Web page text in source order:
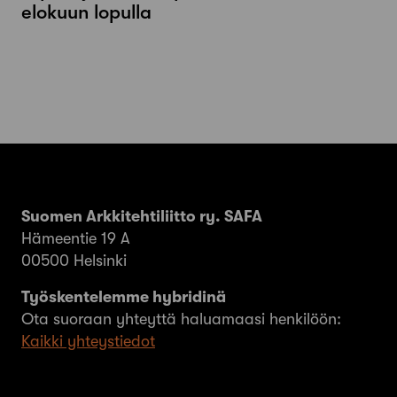
elokuun lopulla
Suomen Arkkitehtiliitto ry. SAFA
Hämeentie 19 A
00500 Helsinki
Työskentelemme hybridinä
Ota suoraan yhteyttä haluamaasi henkilöön:
Kaikki yhteystiedot